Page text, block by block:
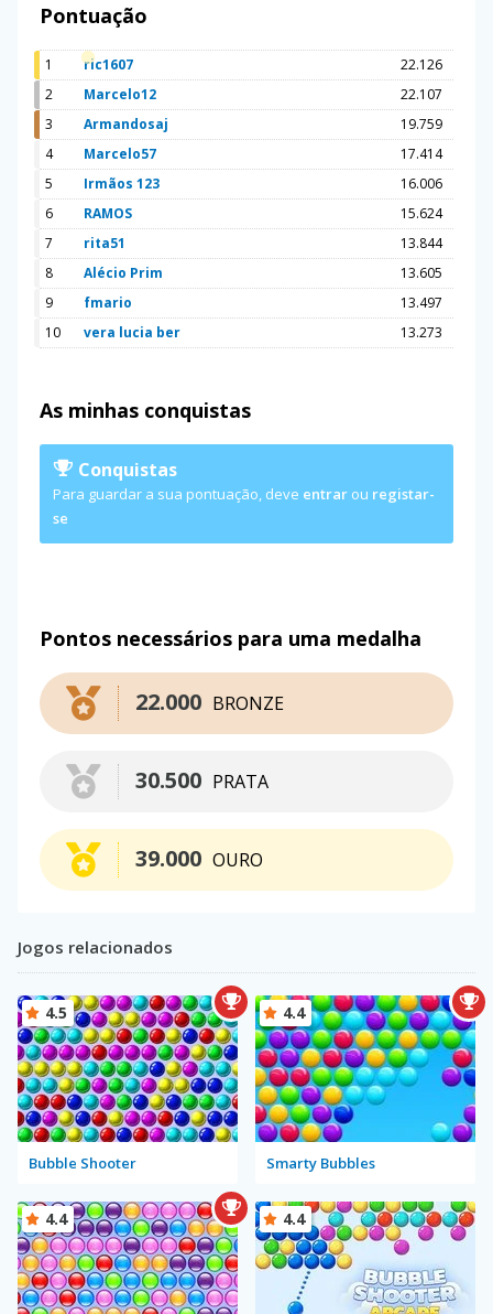
Pontuação
1 ric1607
22.126
2
Marcelo12
22.107
3
Armandosaj
19.759
4
Marcelo57
17.414
5
Irmãos 123
16.006
6
RAMOS
15.624
7
rita51
13.844
8
Alécio Prim
13.605
9
fmario
13.497
10
vera lucia ber 13.273
As minhas conquistas
Conquistas
Para guardar a sua pontuação, deve entrar ou registar-
se
Pontos necessários para uma medalha
BRONZE
22.000
PRATA
30.500
OURO
39.000
Jogos relacionados
Bubble Shooter
4.5
Smarty Bubbles
4.4
4.4 4.4